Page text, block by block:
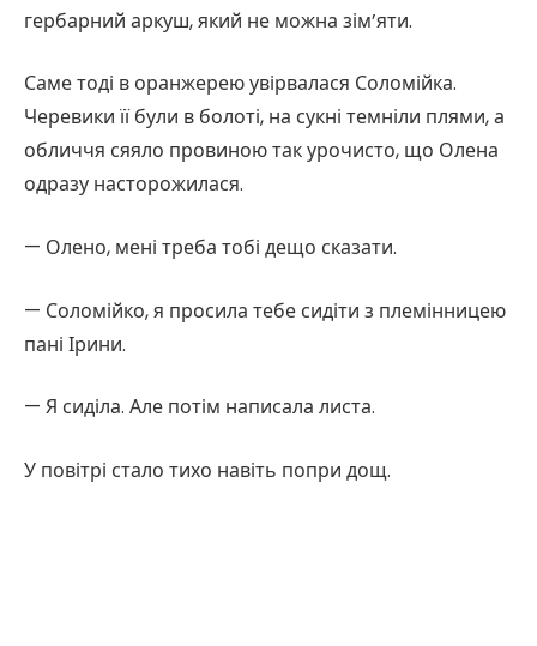
гербарний аркуш, який не можна зім’яти.
Саме тоді в оранжерею увірвалася Соломійка.
Черевики її були в болоті, на сукні темніли плями, а
обличчя сяяло провиною так урочисто, що Олена
одразу насторожилася.
— Олено, мені треба тобі дещо сказати.
— Соломійко, я просила тебе сидіти з племінницею
пані Ірини.
— Я сиділа. Але потім написала листа.
У повітрі стало тихо навіть попри дощ.